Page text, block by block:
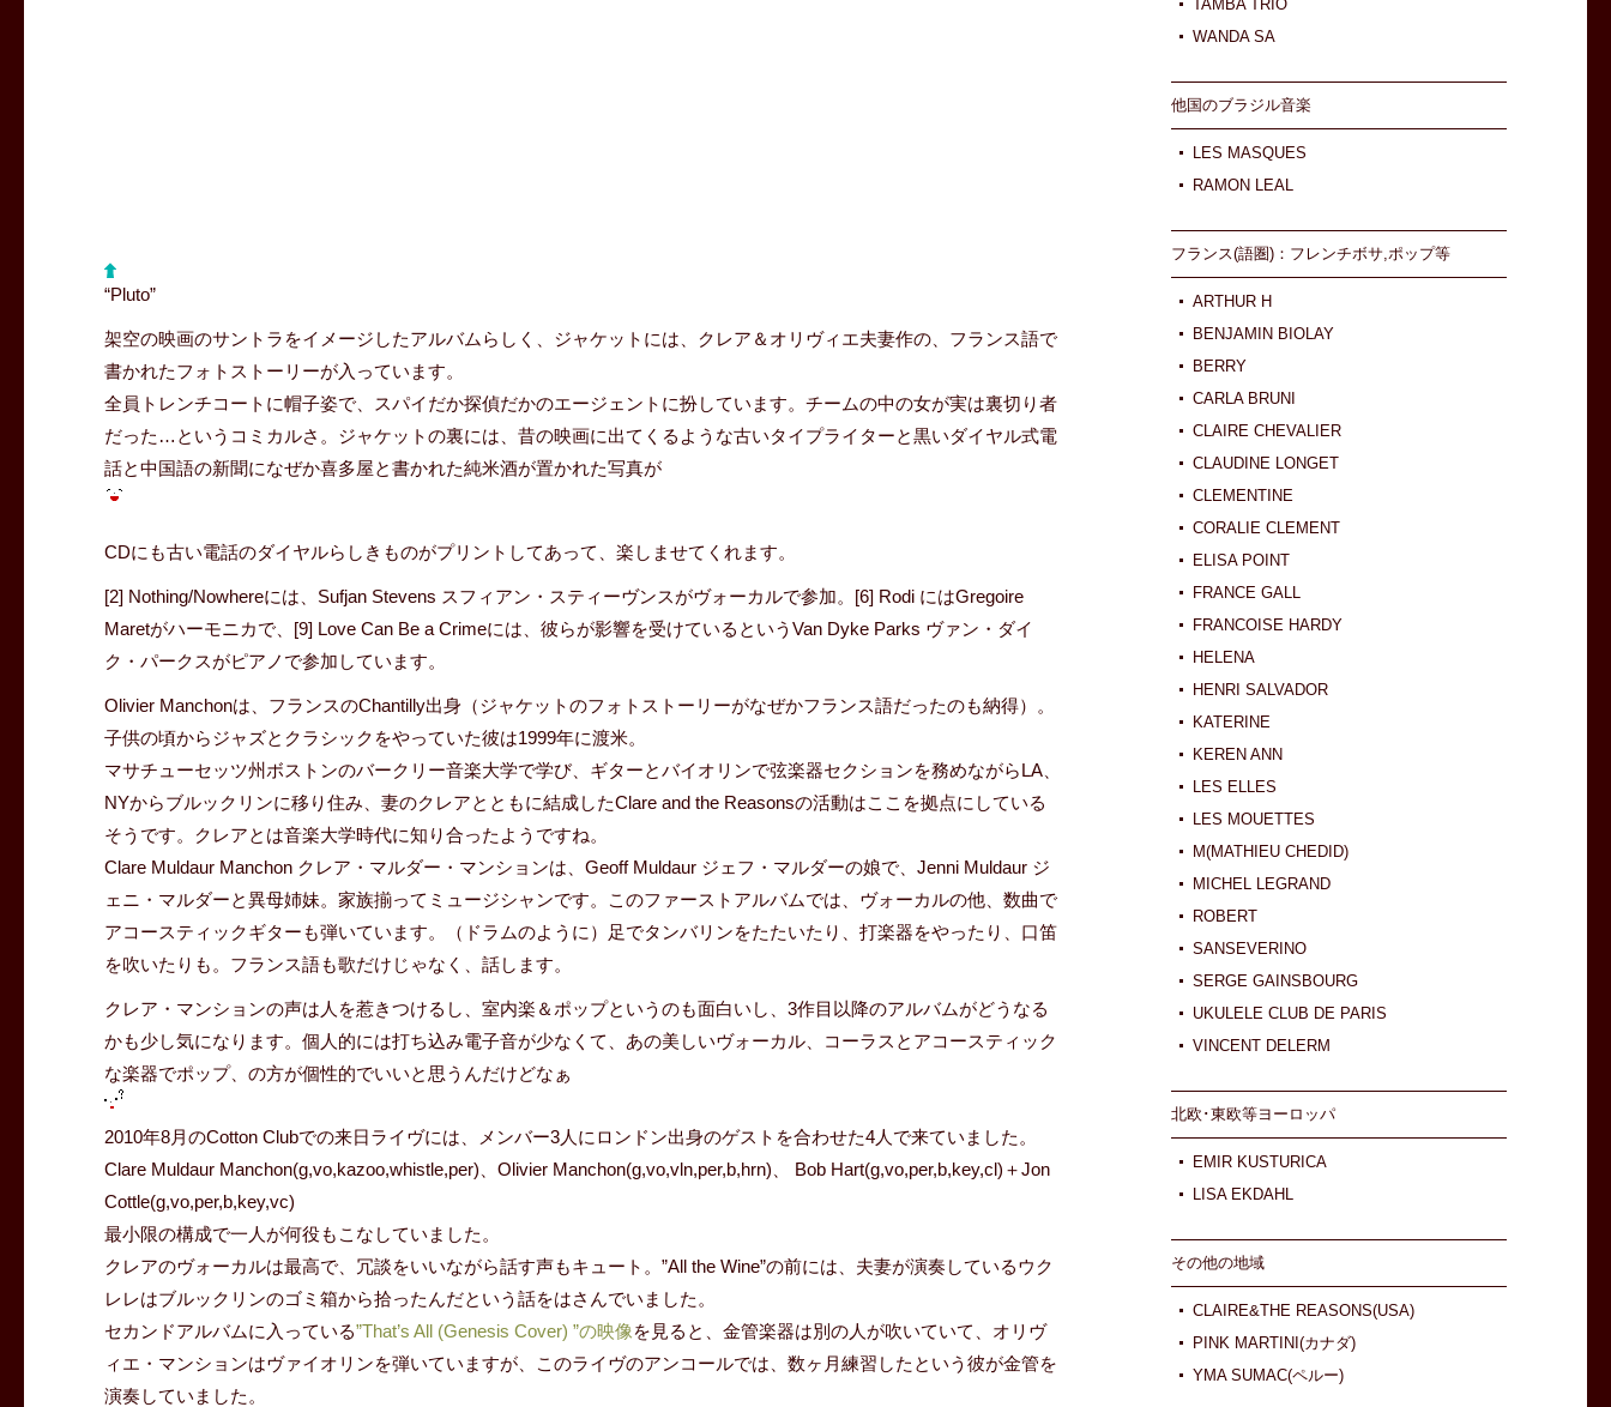
“Pluto”
架空の映画のサントラをイメージしたアルバムらしく、ジャケットには、クレア＆オリヴィエ夫妻作の、フランス語で
書かれたフォトストーリーが入っています。
全員トレンチコートに帽子姿で、スパイだか探偵だかのエージェントに扮しています。チームの中の女が実は裏切り者
だった…というコミカルさ。ジャケットの裏には、昔の映画に出てくるような古いタイプライターと黒いダイヤル式電
話と中国語の新聞になぜか喜多屋と書かれた純米酒が置かれた写真が
CDにも古い電話のダイヤルらしきものがプリントしてあって、楽しませてくれます。
[2] Nothing/Nowhereには、Sufjan Stevens スフィアン・スティーヴンスがヴォーカルで参加。[6] Rodi にはGregoire
Maretがハーモニカで、[9] Love Can Be a Crimeには、彼らが影響を受けているというVan Dyke Parks ヴァン・ダイ
ク・パークスがピアノで参加しています。
Olivier Manchonは、フランスのChantilly出身（ジャケットのフォトストーリーがなぜかフランス語だったのも納得）。
子供の頃からジャズとクラシックをやっていた彼は1999年に渡米。
マサチューセッツ州ボストンのバークリー音楽大学で学び、ギターとバイオリンで弦楽器セクションを務めながらLA、
NYからブルックリンに移り住み、妻のクレアとともに結成したClare and the Reasonsの活動はここを拠点にしている
そうです。クレアとは音楽大学時代に知り合ったようですね。
Clare Muldaur Manchon クレア・マルダー・マンションは、Geoff Muldaur ジェフ・マルダーの娘で、Jenni Muldaur ジ
ェニ・マルダーと異母姉妹。家族揃ってミュージシャンです。このファーストアルバムでは、ヴォーカルの他、数曲で
アコースティックギターも弾いています。（ドラムのように）足でタンバリンをたたいたり、打楽器をやったり、口笛
を吹いたりも。フランス語も歌だけじゃなく、話します。
クレア・マンションの声は人を惹きつけるし、室内楽＆ポップというのも面白いし、3作目以降のアルバムがどうなる
かも少し気になります。個人的には打ち込み電子音が少なくて、あの美しいヴォーカル、コーラスとアコースティック
な楽器でポップ、の方が個性的でいいと思うんだけどなぁ
2010年8月のCotton Clubでの来日ライヴには、メンバー3人にロンドン出身のゲストを合わせた4人で来ていました。
Clare Muldaur Manchon(g,vo,kazoo,whistle,per)、Olivier Manchon(g,vo,vln,per,b,hrn)、 Bob Hart(g,vo,per,b,key,cl)＋Jon
Cottle(g,vo,per,b,key,vc)
最小限の構成で一人が何役もこなしていました。
クレアのヴォーカルは最高で、冗談をいいながら話す声もキュート。”All the Wine”の前には、夫妻が演奏しているウク
レレはブルックリンのゴミ箱から拾ったんだという話をはさんでいました。
セカンドアルバムに入っている”That’s All (Genesis Cover) ”の映像を見ると、金管楽器は別の人が吹いていて、オリヴ
ィエ・マンションはヴァイオリンを弾いていますが、このライヴのアンコールでは、数ヶ月練習したという彼が金管を
演奏していました。
TAMBA TRIO
WANDA SA
他国のブラジル音楽
LES MASQUES
RAMON LEAL
フランス(語圏)：フレンチボサ,ポップ等
ARTHUR H
BENJAMIN BIOLAY
BERRY
CARLA BRUNI
CLAIRE CHEVALIER
CLAUDINE LONGET
CLEMENTINE
CORALIE CLEMENT
ELISA POINT
FRANCE GALL
FRANCOISE HARDY
HELENA
HENRI SALVADOR
KATERINE
KEREN ANN
LES ELLES
LES MOUETTES
M(MATHIEU CHEDID)
MICHEL LEGRAND
ROBERT
SANSEVERINO
SERGE GAINSBOURG
UKULELE CLUB DE PARIS
VINCENT DELERM
北欧･東欧等ヨーロッパ
EMIR KUSTURICA
LISA EKDAHL
その他の地域
CLAIRE&THE REASONS(USA)
PINK MARTINI(カナダ)
YMA SUMAC(ペルー)